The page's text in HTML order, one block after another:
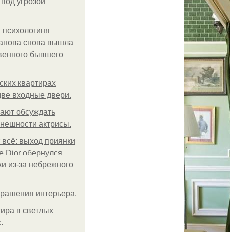
угрозой
психологиня
снова вышла
бывшего
квартирах
входные двери.
обсуждать
актрисы.
выход приянки
Dior обернулся
из-за небрежного
интерьера.
в светлых